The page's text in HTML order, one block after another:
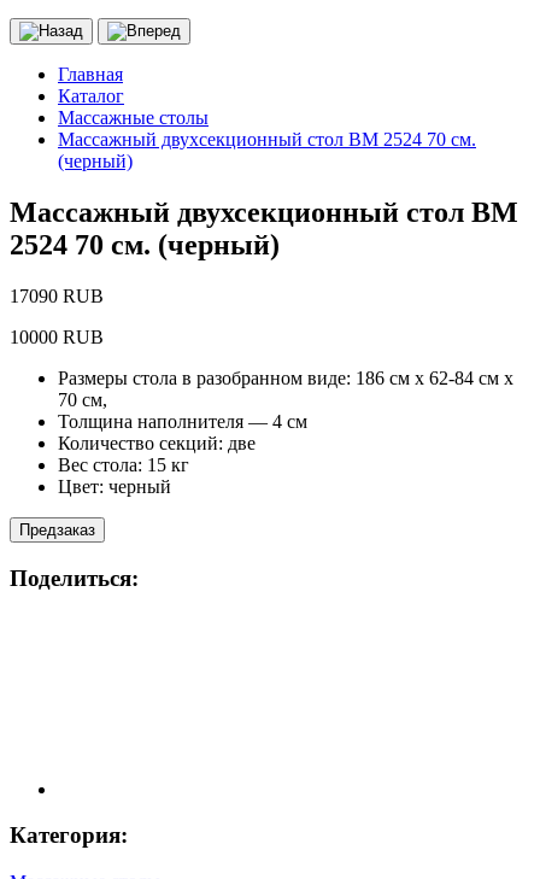
Главная
Каталог
Массажные столы
Массажный двухсекционный стол BM 2524 70 см.
(черный)
Массажный двухсекционный стол BM
2524 70 см. (черный)
17090 RUB
10000 RUB
Размеры стола в разобранном виде: 186 см х 62-84 см х
70 см,
Толщина наполнителя — 4 см
Количество секций: две
Вес стола: 15 кг
Цвет: черный
Предзаказ
Поделиться:
Категория: